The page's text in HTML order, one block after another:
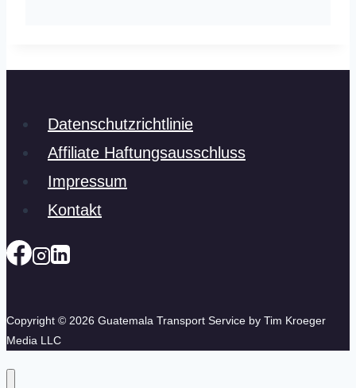
Datenschutzrichtlinie
Affiliate Haftungsausschluss
Impressum
Kontakt
Copyright © 2026 Guatemala Transport Service by Tim Kroeger
Media LLC